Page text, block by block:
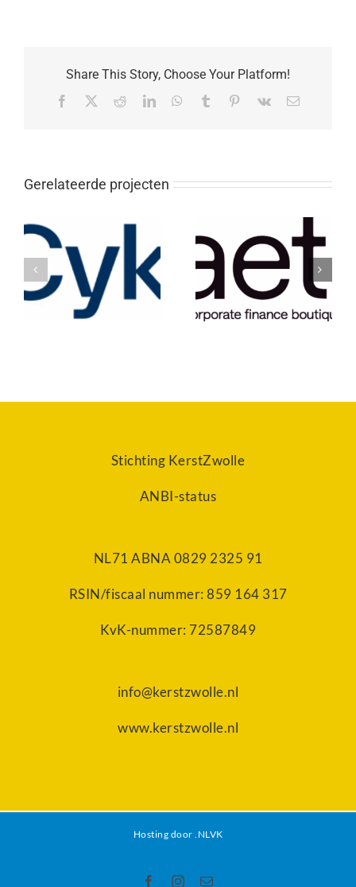
Share This Story, Choose Your Platform!
Facebook RedditLinkedInWhatsApp
Tumblr Pinterest
Vk
E-
Gerelateerde projecten
Raeth Jansen Installaties
Stichting KerstZwolle
ANBI-status
NL71 ABNA 0829 2325 91
RSIN/fiscaal nummer: 859 164 317
KvK-nummer: 72587849
info@kerstzwolle.nl
www.kerstzwolle.nl
Hosting door .NLVK
FacebookInstagram
E-